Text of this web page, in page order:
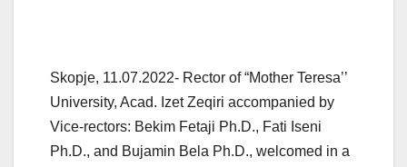
Skopje, 11.07.2022- Rector of “Mother Teresa’’
University, Acad. Izet Zeqiri accompanied by
Vice-rectors: Bekim Fetaji Ph.D., Fati Iseni
Ph.D., and Bujamin Bela Ph.D., welcomed in a